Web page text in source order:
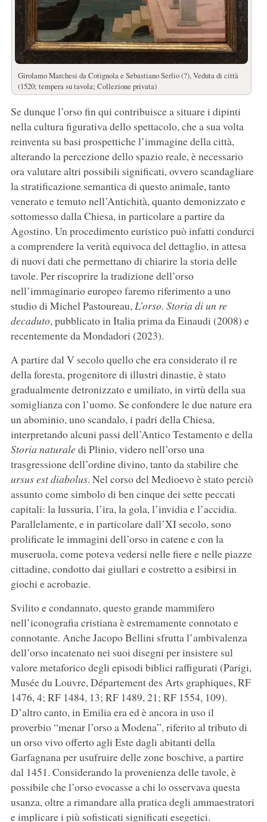
Girolamo Marchesi da Cotignola e Sebastiano Serlio (?), Veduta di città
(1520; tempera su tavola; Collezione privata)
Se dunque l’orso fin qui contribuisce a situare i dipinti
nella cultura figurativa dello spettacolo, che a sua volta
reinventa su basi prospettiche l’immagine della città,
alterando la percezione dello spazio reale, è necessario
ora valutare altri possibili significati, ovvero scandagliare
la stratificazione semantica di questo animale, tanto
venerato e temuto nell’Antichità, quanto demonizzato e
sottomesso dalla Chiesa, in particolare a partire da
Agostino. Un procedimento euristico può infatti condurci
a comprendere la verità equivoca del dettaglio, in attesa
di nuovi dati che permettano di chiarire la storia delle
tavole. Per riscoprire la tradizione dell’orso
nell’immaginario europeo faremo riferimento a uno
studio di Michel Pastoureau,L’orso. Storia di un re
decaduto, pubblicato in Italia prima da Einaudi (2008) e
recentemente da Mondadori (2023).
A partire dal V secolo quello che era considerato il re
della foresta, progenitore di illustri dinastie, è stato
gradualmente detronizzato e umiliato, in virtù della sua
somiglianza con l’uomo. Se confondere le due nature era
un abominio, uno scandalo, i padri della Chiesa,
interpretando alcuni passi dell’Antico Testamento e della
Storia naturaledi Plinio, videro nell’orso una
trasgressione dell’ordine divino, tanto da stabilire che
ursus est diabolus. Nel corso del Medioevo è stato perciò
assunto come simbolo di ben cinque dei sette peccati
capitali: la lussuria, l’ira, la gola, l’invidia e l’accidia.
Parallelamente, e in particolare dall’XI secolo, sono
prolificate le immagini dell’orso in catene e con la
museruola, come poteva vedersi nelle fiere e nelle piazze
cittadine, condotto dai giullari e costretto a esibirsi in
giochi e acrobazie.
Svilito e condannato, questo grande mammifero
nell’iconografia cristiana è estremamente connotato e
connotante. Anche Jacopo Bellini sfrutta l’ambivalenza
dell’orso incatenato nei suoi disegni per insistere sul
valore metaforico degli episodi biblici raffigurati (Parigi,
Musée du Louvre, Département des Arts graphiques, RF
1476, 4; RF 1484, 13; RF 1489, 21; RF 1554, 109).
D’altro canto, in Emilia era ed è ancora in uso il
proverbio “menar l’orso a Modena”, riferito al tributo di
un orso vivo offerto agli Este dagli abitanti della
Garfagnana per usufruire delle zone boschive, a partire
dal 1451. Considerando la provenienza delle tavole, è
possibile che l’orso evocasse a chi lo osservava questa
usanza, oltre a rimandare alla pratica degli ammaestratori
e implicare i più sofisticati significati esegetici.